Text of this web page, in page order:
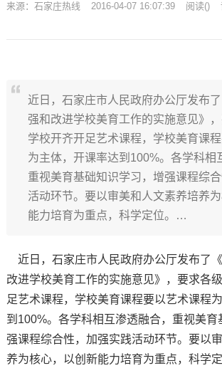
来源： 石家庄热线 2016-04-07 16:07:39 阅读()
近日，石家庄市人民政府办公厅发布
强和改进学校美育工作的实施意见》
学校开齐开足艺术课程，学校美育课
为主体，开课率达到100%。各学科相
重视美育基础知识学习，增强课程综
活动环节。要以审美和人文素养培养
能力培育为重点，科学定位。…
近日，石家庄市人民政府办公厅发布了
改进学校美育工作的实施意见》，要求各
足艺术课程，学校美育课程要以艺术课程
到100%。各学科相互渗透融合，重视美育
强课程综合性，加强实践活动环节。要以
养为核心，以创新能力培育为重点，科学定